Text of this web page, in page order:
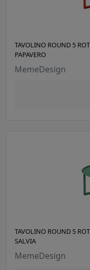
TAVOLINO ROUND 5
PAPAVERO
MemeDesign
TAVOLINO ROUND 5
SALVIA
MemeDesign